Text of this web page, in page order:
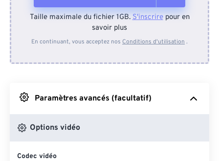
Depuis l'appareil
Depuis Google Drive
Depuis OneDrive
Taille maximale du fichier 1GB.S'inscrirepour en
savoir plus
En continuant, vous acceptez nos Conditions d'utilisation .
Paramètres avancés (facultatif)
Options vidéo
Codec vidéo